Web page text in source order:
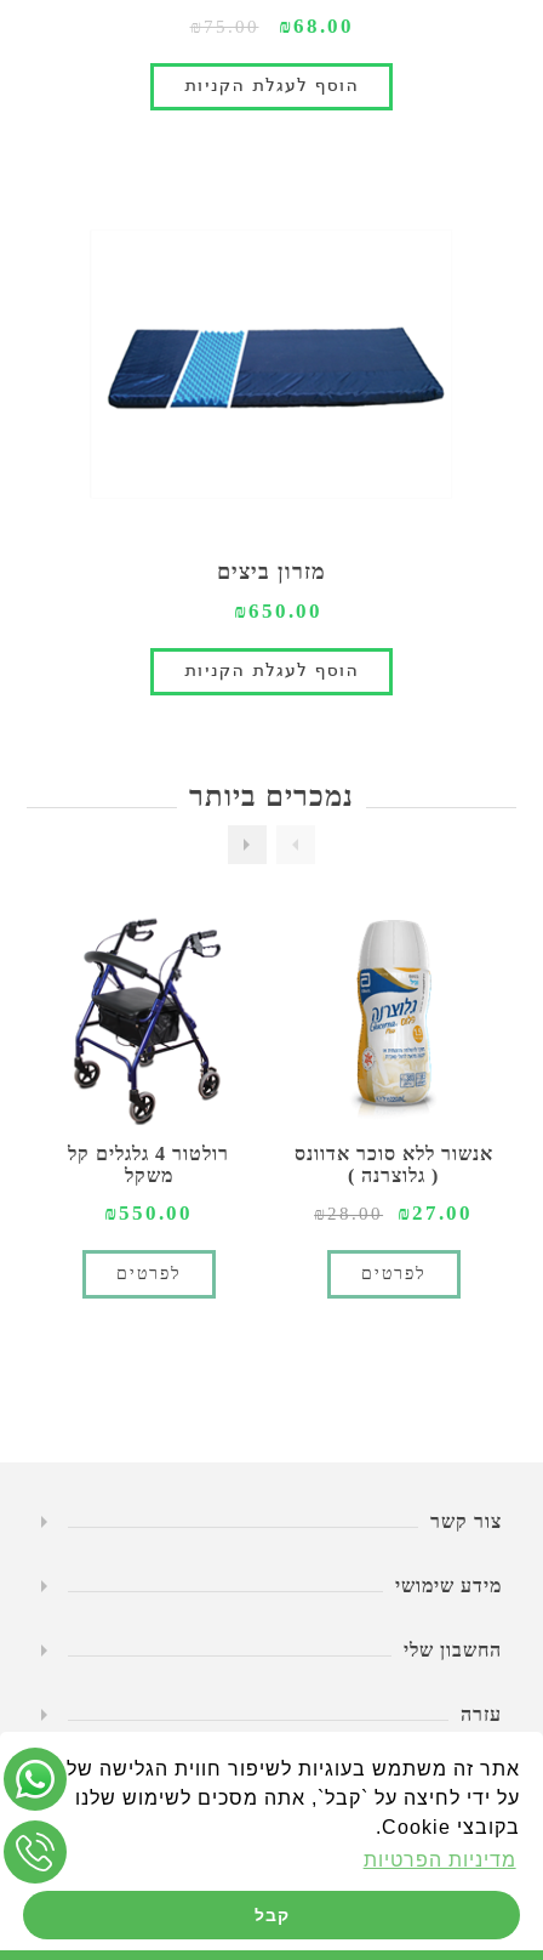
אתר זה משתמש בעוגיות לשיפור חווית הגלישה שלך.
על ידי לחיצה על `קבל`, אתה מסכים לשימוש שלנו
בקובצי Cookie.
מדיניות הפרטיות
קבל
₪68.00
₪75.00
מזרון ביצים
₪650.00
נמכרים ביותר
אנשור ללא סוכר אדוונס
( גלוצרנה )
₪27.00
₪28.00
לפרטים
רולטור 4 גלגלים קל
משקל
₪550.00
לפרטים
צור קשר
מידע שימושי
החשבון שלי
עזרה
שעות פעילות
טבע החיים - הכל לגיל השלישי www.wheelchairs.co.il © כל הזכויות
שמורות.